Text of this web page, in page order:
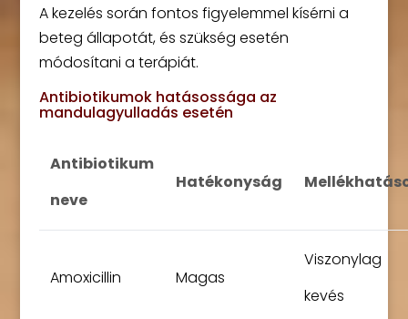
A kezelés során fontos figyelemmel kísérni a
beteg állapotát, és szükség esetén
módosítani a terápiát.
Antibiotikumok hatásossága az
mandulagyulladás esetén
Antibiotikum
neve
Hatékonyság
Amoxicillin Magas
Viszonylag
kevés